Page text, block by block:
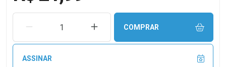
REMOVER UMA UNIDADEAUMENTAR UMA UNIDADE
COMPRAR
ASSINAR